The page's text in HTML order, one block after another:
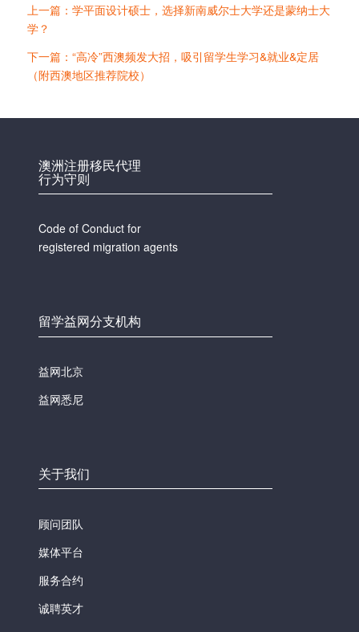
上一篇：学平面设计硕士，选择新南威尔士大学还是蒙纳士大
学？
下一篇：“高冷”西澳频发大招，吸引留学生学习&就业&定居
（附西澳地区推荐院校）
澳洲注册移民代理
行为守则
Code of Conduct for
registered migration agents
留学益网分支机构
益网北京
益网悉尼
关于我们
顾问团队
媒体平台
服务合约
诚聘英才